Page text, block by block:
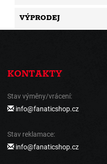
VÝPRODEJ
KONTAKTY
Stav výměny/vrácení:
info@fanaticshop.cz
Stav reklamace:
info@fanaticshop.cz